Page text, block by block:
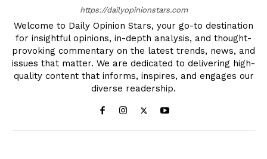
https://dailyopinionstars.com
Welcome to Daily Opinion Stars, your go-to destination
for insightful opinions, in-depth analysis, and thought-
provoking commentary on the latest trends, news, and
issues that matter. We are dedicated to delivering high-
quality content that informs, inspires, and engages our
diverse readership.